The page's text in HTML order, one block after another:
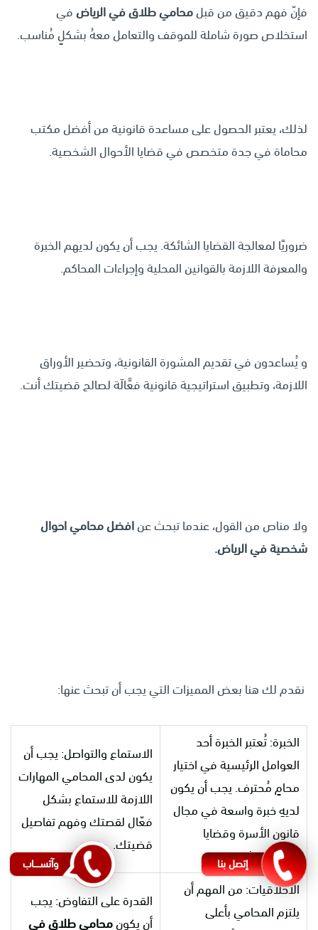
فإنّ فهم دقیق من قبلمحامي طلاق في الرياضفي
استخلاص صورة شاملة للموقف والتعامل معهُ بشكلٍ مُناسب.
لذلك، يعتبر الحصول على مساعدة قانونية من أفضل مكتب
محاماة في جدة متخصص في قضايا الأحوال الشخصية.
ضروريًا لمعالجة القضايا الشائكة. يجب أن يكون لديهم الخبرة
والمعرفة اللازمة بالقوانين المحلية وإجراءات المحاكم.
و يُساعدون في تقديم المشورة القانونية، وتحضير الأوراق
اللازمة، وتطبيق استراتيجية قانونية فعَّالَة لصالح قضيتك أنت.
ولا مناص من القول، عندما تبحث عنافضل محامي احوال
شخصية في الرياض.
نقدم لك هنا بعض المميزات التي يجب أن تبحث عنها:
الخبرة: تُعتبر الخبرة أحد
العوامل الرئيسية في اختيار
محامٍ مُحترف. يجب أن يكون
لديهِ خبرة واسعة في مجال
قانون الأسرة وقضايا
الأحوال الشخصية.
الاستماع والتواصل: يجب أن
يكون لدى المحامي المهارات
اللازمة للاستماع بشكل
فعّال لقصتك وفهم تفاصيل
قضيتك.
الأخلاقيات: من المهم أن
يلتزم المحامي بأعلى
القدرة على التفاوض: يجب
أن يكونمحامي طلاق في
إتصل بنا وآتســــاب